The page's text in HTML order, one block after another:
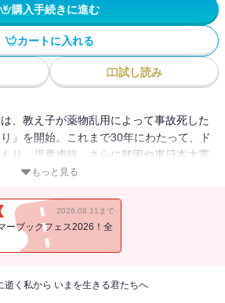
購入手続きに進む
カートに入れる
試し読み
、教え子が薬物乱用によって事故死した
」を開始。これまで30年にわたって、ド
り、児童虐待、さらに貧困や東日本大震
動を展開してきました。本書は、66歳に
として語り残したものです。巻頭に著者
の本は、もうすぐ死に逝く私から、いま
ージです。私は、君たちに伝えたい。
もっと見る
2026.08.11まで
ーブックフェス2026！全
逝く私から いまを生きる君たちへ